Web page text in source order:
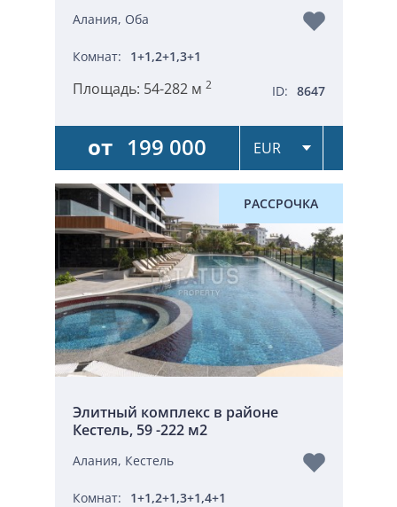
Алания, Оба
Комнат: 1+1,2+1,3+1
Площадь: 54-282 м 2 ID: 8647
от 199 000
РАССРОЧКА
Элитный комплекс в районе
Кестель, 59 -222 м2
Алания, Кестель
Комнат: 1+1,2+1,3+1,4+1